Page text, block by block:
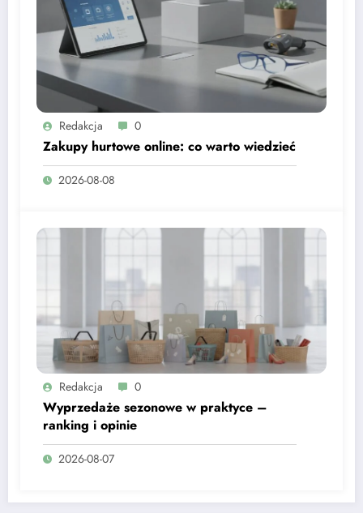
Redakcja 0
Zakupy hurtowe online: co warto wiedzieć
2026-08-08
Redakcja 0
Wyprzedaże sezonowe w praktyce –
ranking i opinie
2026-08-07